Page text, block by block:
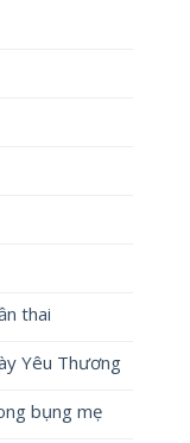
thai
Yêu Thương
bụng mẹ